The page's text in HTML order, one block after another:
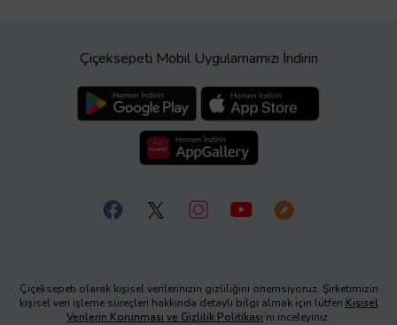
Çiçeksepeti Mobil Uygulamamızı İndirin
Çiçeksepeti olarak kişisel verilerinizin gizliliğini önemsiyoruz. Şirketimizin
kişisel veri işleme süreçleri hakkında detaylı bilgi almak için lütfen Kişisel
Verilerin Korunması ve Gizlilik Politikası’nı inceleyiniz.